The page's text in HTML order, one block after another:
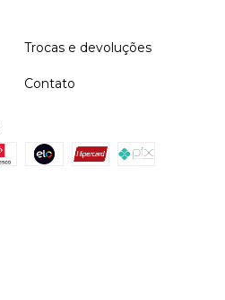
Trocas e devoluções
Contato